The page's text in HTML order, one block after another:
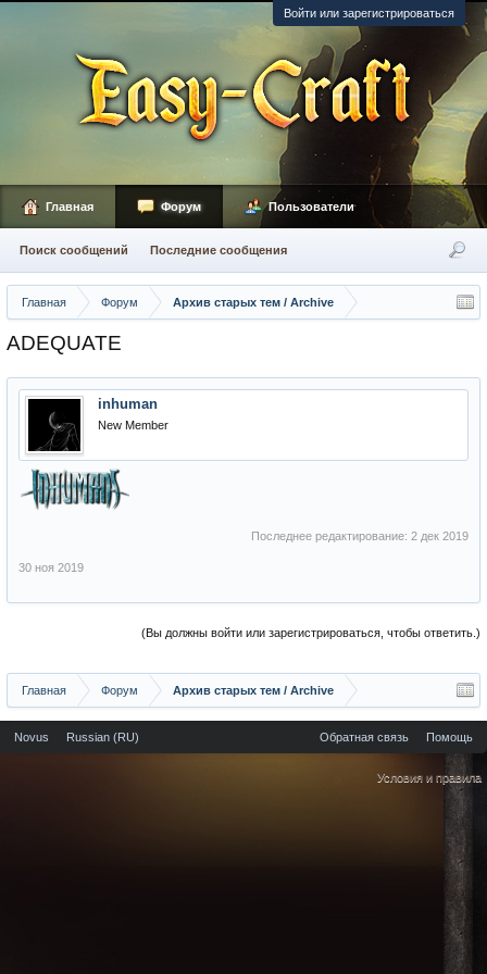
Войти или зарегистрироваться
Главная Форум Архив старых тем / Archive
ADEQUATE
inhuman
New Member
Последнее редактирование: 2 дек 2019
30 ноя 2019
(Вы должны войти или зарегистрироваться, чтобы ответить.)
Главная Форум Архив старых тем / Archive
Главная Форум
Поиск сообщений Последние сообщения
Пользователи
Novus Russian (RU) Обратная связь Помощь
Условия и правила